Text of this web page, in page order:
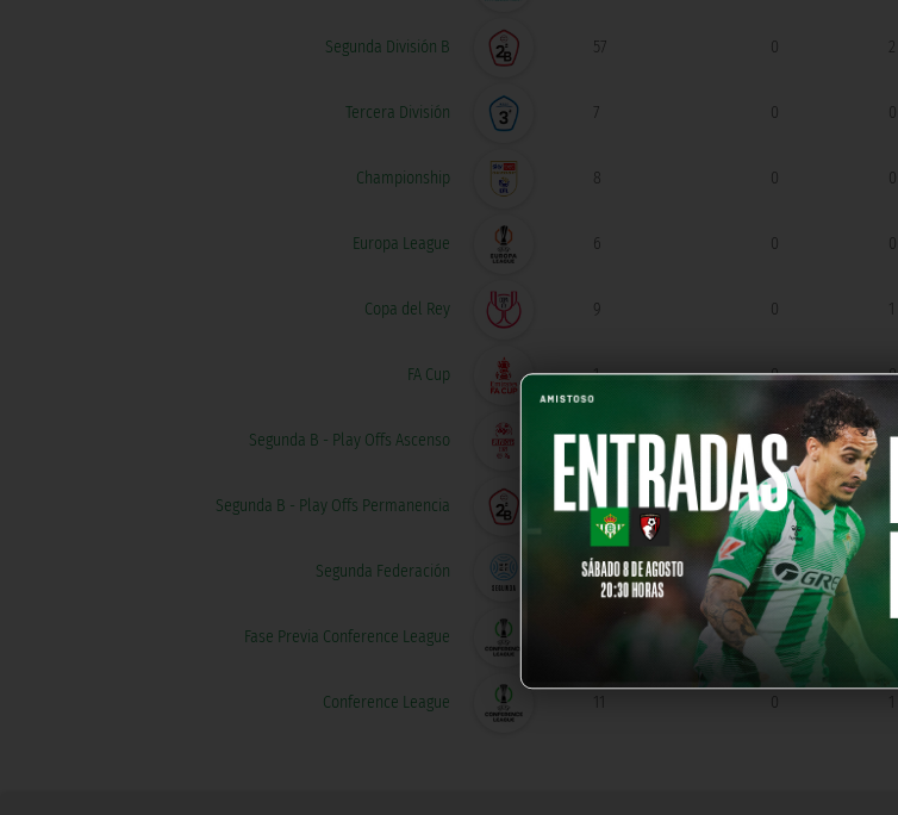
Segunda División B 57 0 2
Tercera División 7 0 0
Championship 8 0 0
Europa League 6 0 0
Copa del Rey 9 0 1
FA Cup 1 0 0
Segunda B - Play Offs Ascenso 3 0 0
Segunda B - Play Offs Permanencia 2 0
Segunda Federación 43 0
Fase Previa Conference League 0
Conference League 11 0 1